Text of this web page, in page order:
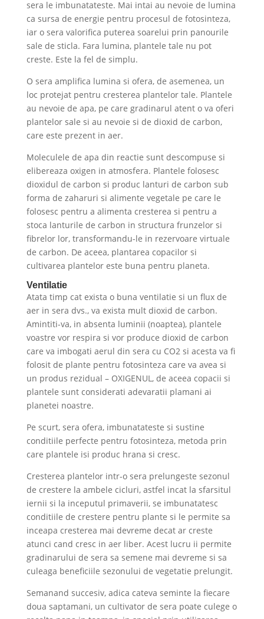
sera le imbunatateste. Mai intai au nevoie de lumina
ca sursa de energie pentru procesul de fotosinteza,
iar o sera valorifica puterea soarelui prin panourile
sale de sticla. Fara lumina, plantele tale nu pot
creste. Este la fel de simplu.
O sera amplifica lumina si ofera, de asemenea, un
loc protejat pentru cresterea plantelor tale. Plantele
au nevoie de apa, pe care gradinarul atent o va oferi
plantelor sale si au nevoie si de dioxid de carbon,
care este prezent in aer.
Moleculele de apa din reactie sunt descompuse si
elibereaza oxigen in atmosfera. Plantele folosesc
dioxidul de carbon si produc lanturi de carbon sub
forma de zaharuri si alimente vegetale pe care le
folosesc pentru a alimenta cresterea si pentru a
stoca lanturile de carbon in structura frunzelor si
fibrelor lor, transformandu-le in rezervoare virtuale
de carbon. De aceea, plantarea copacilor si
cultivarea plantelor este buna pentru planeta.
Ventilatie
Atata timp cat exista o buna ventilatie si un flux de
aer in sera dvs., va exista mult dioxid de carbon.
Amintiti-va, in absenta luminii (noaptea), plantele
voastre vor respira si vor produce dioxid de carbon
care va imbogati aerul din sera cu CO2 si acesta va fi
folosit de plante pentru fotosinteza care va avea si
un produs rezidual – OXIGENUL, de aceea copacii si
plantele sunt considerati adevaratii plamani ai
planetei noastre.
Pe scurt, sera ofera, imbunatateste si sustine
conditiile perfecte pentru fotosinteza, metoda prin
care plantele isi produc hrana si cresc.
Cresterea plantelor intr-o sera prelungeste sezonul
de crestere la ambele cicluri, astfel incat la sfarsitul
iernii si la inceputul primaverii, se imbunatatesc
conditiile de crestere pentru plante si le permite sa
inceapa cresterea mai devreme decat ar creste
atunci cand cresc in aer liber. Acest lucru ii permite
gradinarului de sera sa semene mai devreme si sa
culeaga beneficiile sezonului de vegetatie prelungit.
Semanand succesiv, adica cateva seminte la fiecare
doua saptamani, un cultivator de sera poate culege o